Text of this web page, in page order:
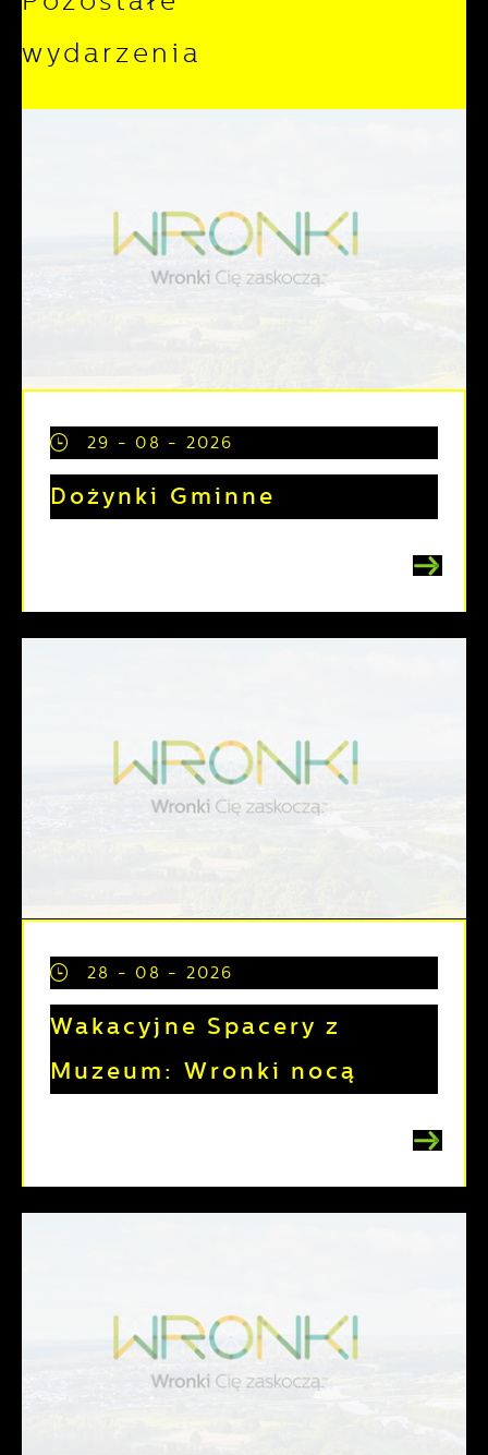
wydarzenia
29 - 08 - 2026
Dożynki Gminne
28 - 08 - 2026
Wakacyjne Spacery z
Muzeum: Wronki nocą